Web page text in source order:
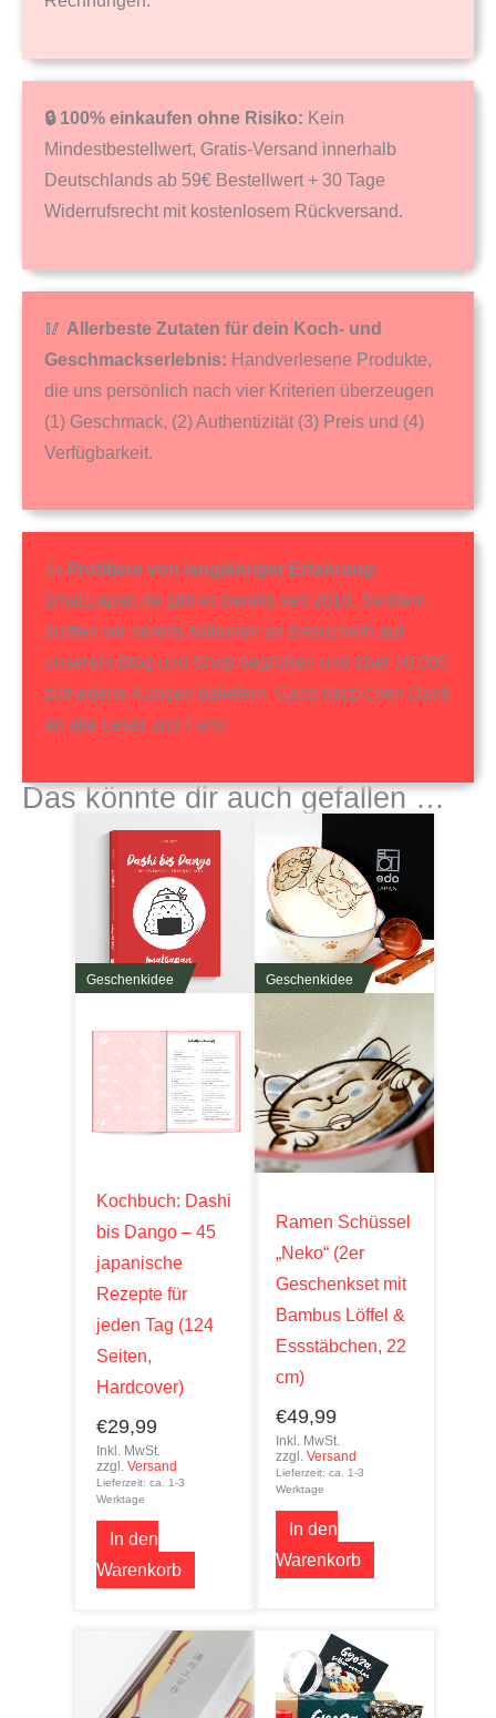
🔒 100% einkaufen ohne Risiko: Kein
Mindestbestellwert, Gratis-Versand innerhalb
Deutschlands ab 59€ Bestellwert + 30 Tage
Widerrufsrecht mit kostenlosem Rückversand.
🥢 Allerbeste Zutaten für dein Koch- und
Geschmackserlebnis: Handverlesene Produkte,
die uns persönlich nach vier Kriterien überzeugen
(1) Geschmack, (2) Authentizität (3) Preis und (4)
Verfügbarkeit.
👍 Profitiere von langjähriger Erfahrung:
1mal1japan.de gibt es bereits seit 2016. Seitdem
durften wir bereits Millionen an Besuchern auf
unserem Blog und Shop begrüßen und über 50.000
zufriedene Kunden beliefern. Ganz herzlichen Dank
an alle Leser und Fans!
Das könnte dir auch gefallen …
Geschenkidee
Kochbuch: Dashi
bis Dango – 45
japanische
Rezepte für
jeden Tag (124
Seiten,
Hardcover)
€29,99
Inkl. MwSt.
zzgl.Versand
Lieferzeit: ca. 1-3
Werktage
In den
Warenkorb
Geschenkidee
Ramen Schüssel
„Neko“ (2er
Geschenkset mit
Bambus Löffel &
Essstäbchen, 22
cm)
€49,99
Inkl. MwSt.
zzgl.Versand
Lieferzeit: ca. 1-3
Werktage
In den
Warenkorb